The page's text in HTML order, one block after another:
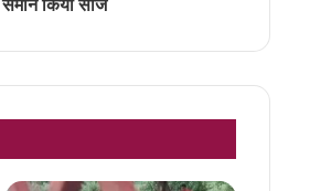
समान किया सीज